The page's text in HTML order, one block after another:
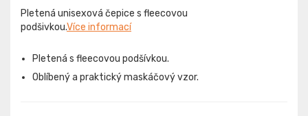
Pletená unisexová čepice s fleecovou
podšivkou.Více informací
Pletená s fleecovou podšívkou.
Oblíbený a praktický maskáčový vzor.